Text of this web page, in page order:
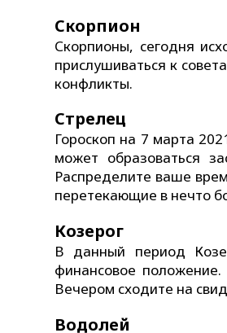
Скорпион
Скорпионы, сегодня
прислушиваться к
конфликты.
Стрелец
Гороскоп на 7 марта
может образоваться
Распределите ваше
перетекающие в нечто
Козерог
В данный период
финансовое
Вечером сходите на
Водолей